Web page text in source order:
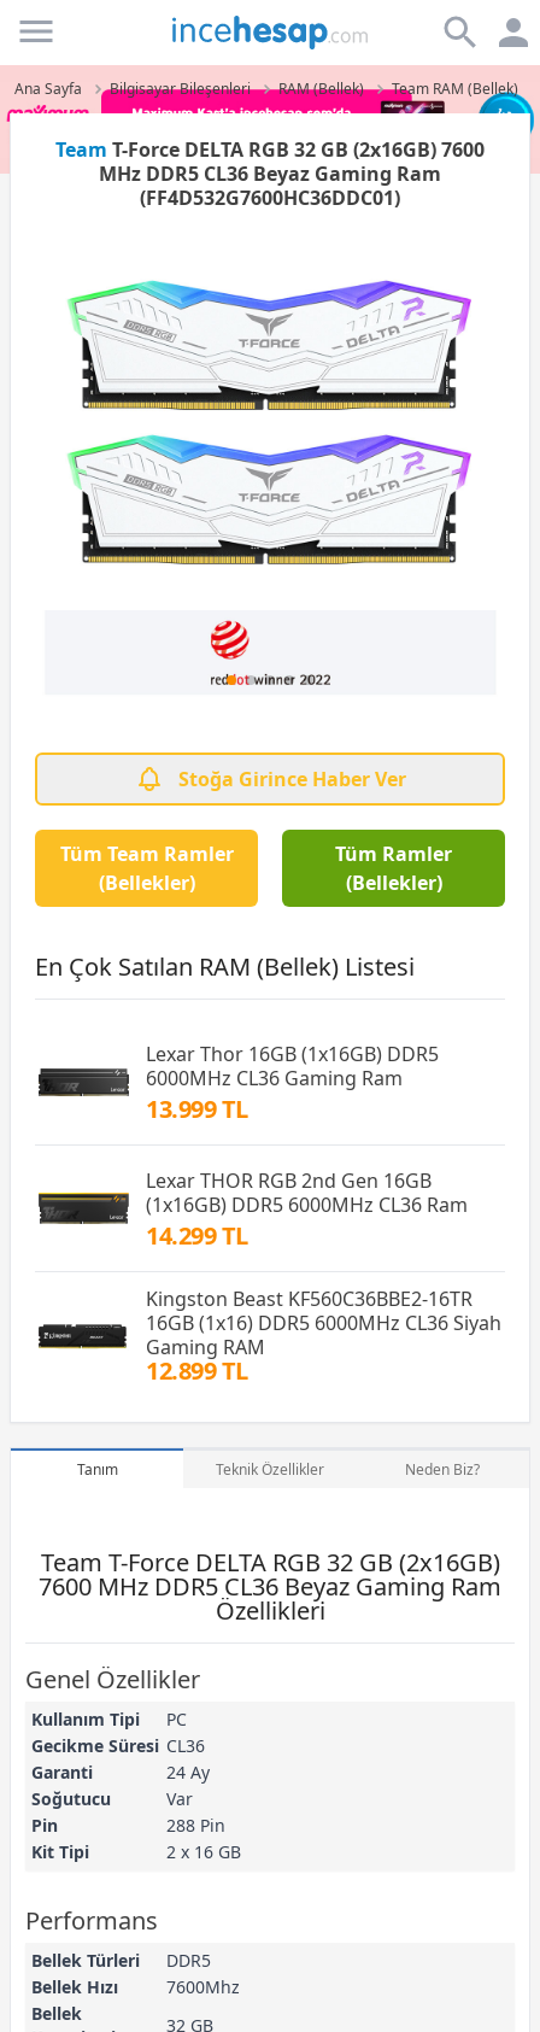
Incehesap
Ana Sayfa Bilgisayar Bileşenleri RAM (Bellek) Team RAM (Bellek)
Team T-Force DELTA RGB 32 GB (2x16GB) 7600
MHz DDR5 CL36 Beyaz Gaming Ram
(FF4D532G7600HC36DDC01)
Stoğa Girince Haber Ver
Tüm Team Ramler
(Bellekler)
Tüm Ramler
(Bellekler)
En Çok Satılan RAM (Bellek) Listesi
Lexar Thor 16GB (1x16GB) DDR5
6000MHz CL36 Gaming Ram
13.999 TL
Lexar THOR RGB 2nd Gen 16GB
(1x16GB) DDR5 6000MHz CL36 Ram
14.299 TL
Kingston Beast KF560C36BBE2-16TR
16GB (1x16) DDR5 6000MHz CL36 Siyah
Gaming RAM
12.899 TL
Tanım Teknik Özellikler Neden Biz?
Team T-Force DELTA RGB 32 GB (2x16GB)
7600 MHz DDR5 CL36 Beyaz Gaming Ram
Özellikleri
Genel Özellikler
Kullanım Tipi
PC
Gecikme Süresi CL36
Garanti
24 Ay
Soğutucu
Var
Pin
288 Pin
Kit Tipi
2 x 16 GB
Performans
Bellek Türleri
DDR5
Bellek Hızı
7600Mhz
Bellek
32 GB